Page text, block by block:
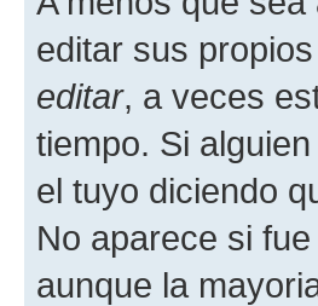
editar sus
editar, a veces
tiempo. Si
el tuyo diciendo
No aparece si
aunque la